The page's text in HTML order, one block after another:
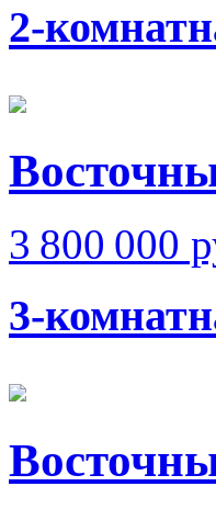
2-
3 800 000
3-